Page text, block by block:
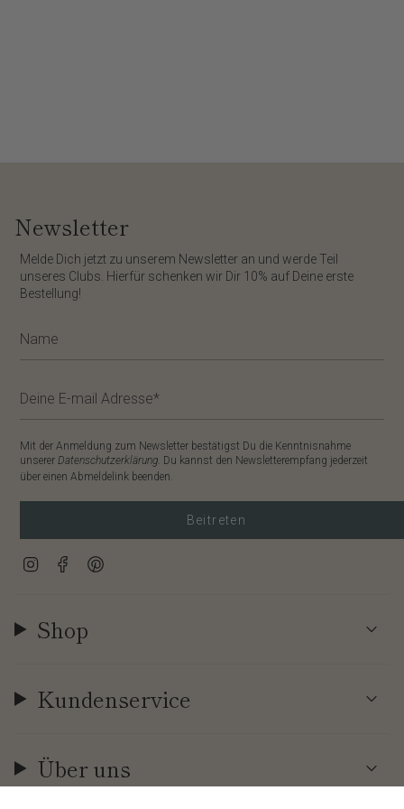
Newsletter
​Melde Dich jetzt zu unserem Newsletter an und werde Teil
unseres Clubs. Hierfür schenken wir Dir 10% auf Deine erste
Bestellung!
Mit der Anmeldung zum Newsletter bestätigst Du die Kenntnisnahme
unserer Datenschutzerklärung. Du kannst den Newsletterempfang jederzeit
über einen Abmeldelink beenden.
Beitreten
InstagramFacebook
Shop
Kundenservice
Über uns